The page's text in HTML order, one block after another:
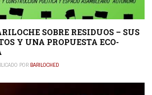
SOBRE RESIDUOS – SUS
Y UNA PROPUESTA ECO-
POR BARILOCHED